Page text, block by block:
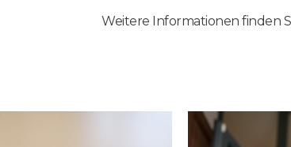
Weitere Informationen finden